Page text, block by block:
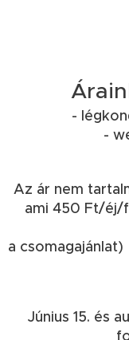
-
-
Az ár nem
ami 450 Ft/éj/
-
a csomagajánlat)
Június 15. és